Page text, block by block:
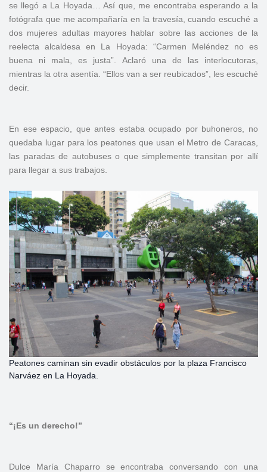
se llegó a La Hoyada… Así que, me encontraba esperando a la
fotógrafa que me acompañaría en la travesía, cuando escuché a
dos mujeres adultas mayores hablar sobre las acciones de la
reelecta alcaldesa en La Hoyada: “Carmen Meléndez no es
buena ni mala, es justa”. Aclaró una de las interlocutoras,
mientras la otra asentía. “Ellos van a ser reubicados”, les escuché
decir.
En ese espacio, que antes estaba ocupado por buhoneros, no
quedaba lugar para los peatones que usan el Metro de Caracas,
las paradas de autobuses o que simplemente transitan por allí
para llegar a sus trabajos.
Peatones caminan sin evadir obstáculos por la plaza Francisco
Narváez en La Hoyada.
“¡Es un derecho!”
Dulce María Chaparro se encontraba conversando con una